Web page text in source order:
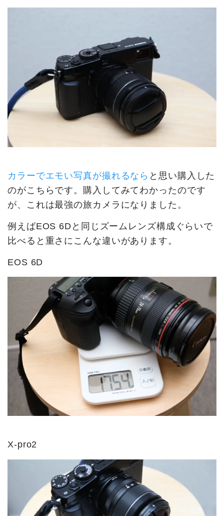
カラーでエモい写真が撮れるなら と思い購入した
のがこちらです。購入してみてわかったのです
が、これは最強の旅カメラになりました。
例えばEOS 6Dと同じズームレンズ構成ぐらいで
比べると重さにこんな違いがあります。
EOS 6D
X-pro2